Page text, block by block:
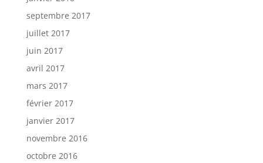
septembre 2017
juillet 2017
juin 2017
avril 2017
mars 2017
février 2017
janvier 2017
novembre 2016
octobre 2016